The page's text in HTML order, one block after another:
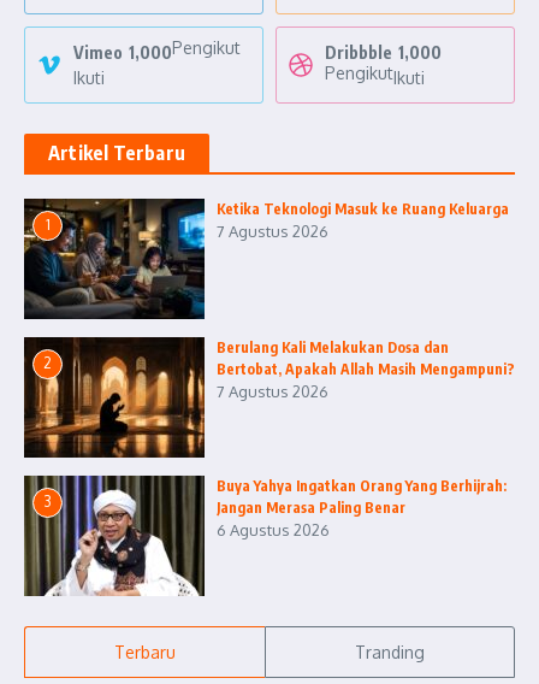
Vimeo 1,000Pengikut
Ikuti
Dribbble 1,000
PengikutIkuti
Artikel Terbaru
1
Ketika Teknologi Masuk ke Ruang Keluarga
7 Agustus 2026
2
Berulang Kali Melakukan Dosa dan
Bertobat, Apakah Allah Masih Mengampuni?
7 Agustus 2026
3
Buya Yahya Ingatkan Orang Yang Berhijrah:
Jangan Merasa Paling Benar
6 Agustus 2026
Terbaru Tranding